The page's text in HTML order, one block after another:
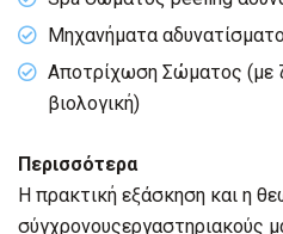
Μηχανήματα
Αποτρίχωση Σώματος (με
βιολογική)
Περισσότερα
Η πρακτική εξάσκηση και η
σύγχρονουςεργαστηριακούς